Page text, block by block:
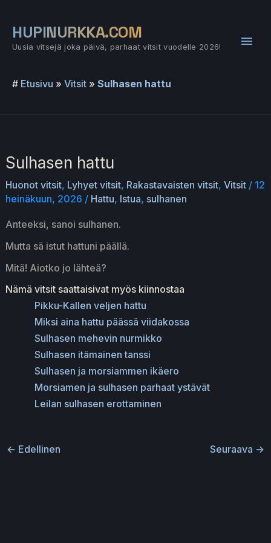
sisältöön
HUPINURKKA.COM
Uusia vitsejä joka päivä, parhaat vitsit vuodelle 2026!
# Etusivu » Vitsit » Sulhasen hattu
Sulhasen hattu
Huonot vitsit, Lyhyet vitsit, Rakastavaisten vitsit, Vitsit/ 12
heinäkuun, 2026 / Hattu, Istua, sulhanen
Anteeksi, sanoi sulhanen.
Mutta sä istut hattuni päällä.
Mitä! Aiotko jo lähteä?
Nämä vitsit saattaisivat myös kiinnostaa
Pikku-Kallen veljen hattu
Miksi aina hattu päässä viidakossa
Sulhasen mehevin nurmikko
Sulhasen itämainen tanssi
Sulhasen ja morsiammen ikäero
Morsiamen ja sulhasen parhaat ystävät
Leilan sulhasen erottaminen
← Edellinen Seuraava →